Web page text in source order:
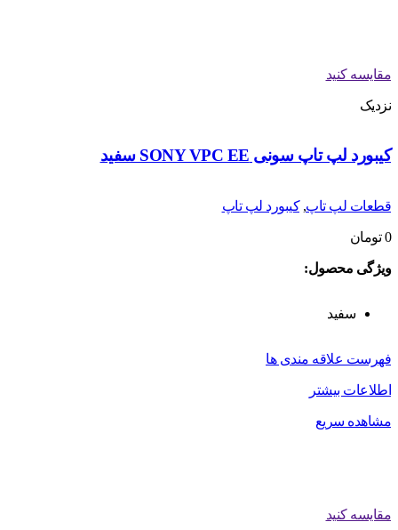
مقایسه کنید
نزدیک
کیبورد لپ تاپ سونی SONY VPC EE سفید
قطعات لپ تاپ,کیبورد لپ تاپ
0 تومان
ویژگی محصول:
سفید
فهرست علاقه مندی ها
اطلاعات بیشتر
مشاهده سریع
مقایسه کنید